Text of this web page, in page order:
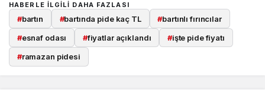
HABERLE ILGILI DAHA FAZLASI
#bartın #bartında pide kaç TL #bartınlı fırıncılar
#esnaf odası #fiyatlar açıklandı #işte pide fiyatı
#ramazan pidesi